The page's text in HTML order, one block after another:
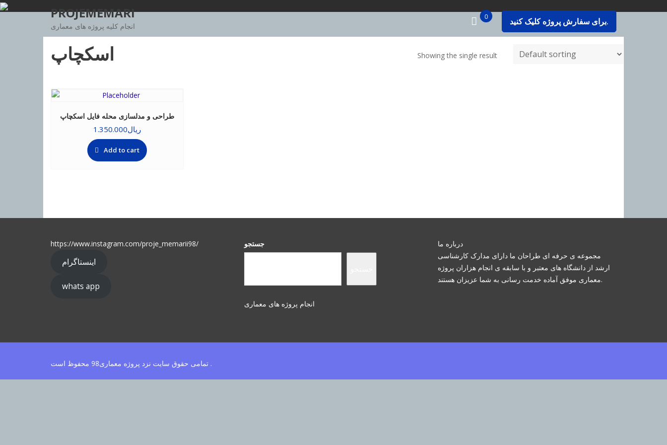
Skip
PROJEMEMARI
انجام کلیه پروژه های معماری برای سفارش پروژه کلیک کنید. 0
اسکچاپ Showing the single result
طراحی و مدلسازی محله فایل اسکچاپ
ریال1.350.000
Add to cart
https://www.instagram.com/proje_memarii98/
اینستاگرام
whats app
جستجو
انجام پروژه های معماری
درباره ما
مجموعه ی حرفه ای طراحان ما دارای مدارک کارشناسی
ارشد از دانشگاه های معتبر و با سابقه ی انجام هزاران پروژه
معماری موفق آماده خدمت رسانی به شما عزیزان هستند.
تمامی حقوق سایت نزد پروژه معماری98 محفوظ است .